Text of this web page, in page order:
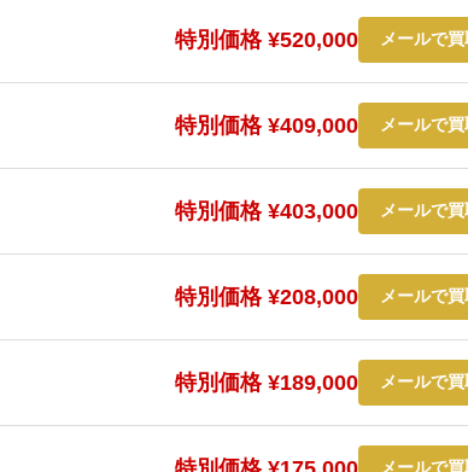
特別価格 ¥520,000 メールで
特別価格 ¥409,000 メールで
特別価格 ¥403,000 メールで
特別価格 ¥208,000 メールで
特別価格 ¥189,000 メールで
メールで